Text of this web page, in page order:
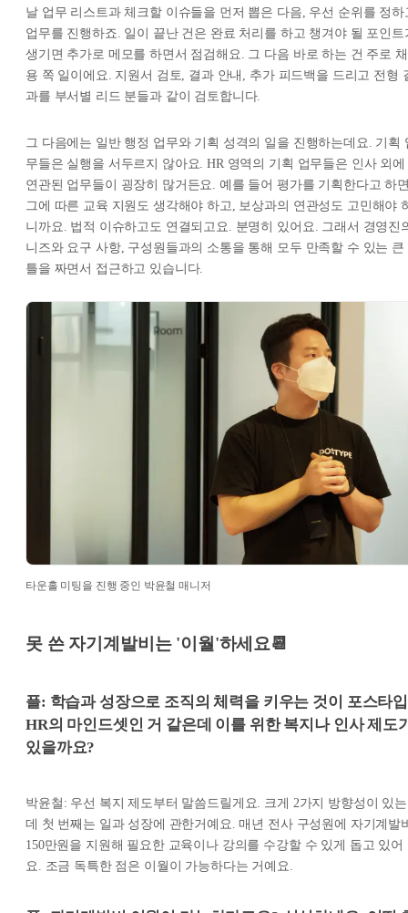
날 업무 리스트과 체크할 이슈들을 먼저 뽑은 다음, 우선 순위를 정하
업무를 진행하죠. 일이 끝난 건은 완료 처리를 하고 챙겨야 될 포인트
생기면 추가로 메모를 하면서 점검해요. 그 다음 바로 하는 건 주로 채
용 쪽 일이에요. 지원서 검토, 결과 안내, 추가 피드백을 드리고 전형
과를 부서별 리드 분들과 같이 검토합니다.
그 다음에는 일반 행정 업무와 기획 성격의 일을 진행하는데요. 기획
무들은 실행을 서두르지 않아요. HR 영역의 기획 업무들은 인사 외에
연관된 업무들이 굉장히 많거든요. 예를 들어 평가를 기획한다고 하
그에 따른 교육 지원도 생각해야 하고, 보상과의 연관성도 고민해야
니까요. 법적 이슈하고도 연결되고요. 분명히 있어요. 그래서 경영진
니즈와 요구 사항, 구성원들과의 소통을 통해 모두 만족할 수 있는 큰
틀을 짜면서 접근하고 있습니다.
타운홀 미팅을 진행 중인 박윤철 매니저
못 쓴 자기계발비는 '이월'하세요📆
플: 학습과 성장으로 조직의 체력을 키우는 것이 포스타입
HR의 마인드셋인 거 같은데 이를 위한 복지나 인사 제도
있을까요?
박윤철: 우선 복지 제도부터 말씀드릴게요. 크게 2가지 방향성이 있는
데 첫 번째는 일과 성장에 관한거예요. 매년 전사 구성원에 자기계발
150만원을 지원해 필요한 교육이나 강의를 수강할 수 있게 돕고 있어
요. 조금 독특한 점은 이월이 가능하다는 거예요.